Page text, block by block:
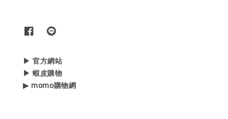
▶ 官方網站
▶ 蝦皮購物
▶ momo購物網